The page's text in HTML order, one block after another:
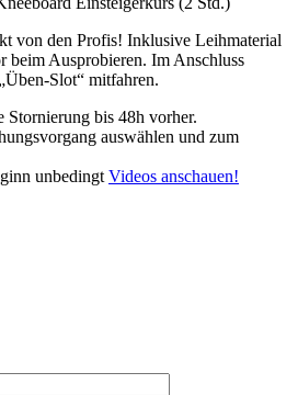
von den Profis! Inklusive Leihmaterial
beim Ausprobieren. Im Anschluss
Slot“ mitfahren.
Stornierung bis 48h vorher.
auswählen und zum
unbedingt Videos anschauen!